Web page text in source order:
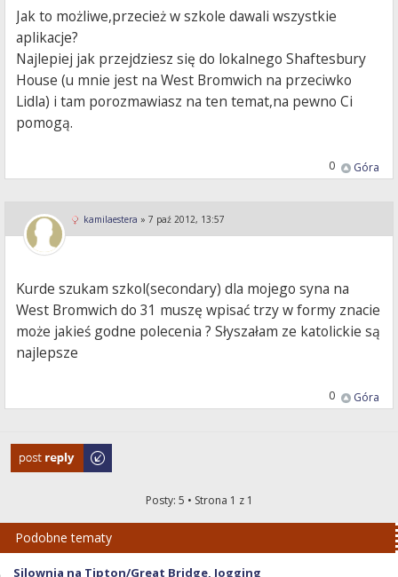
Jak to możliwe,przecież w szkole dawali wszystkie
aplikacje?
Najlepiej jak przejdziesz się do lokalnego Shaftesbury
House (u mnie jest na West Bromwich na przeciwko
Lidla) i tam porozmawiasz na ten temat,na pewno Ci
pomogą.
Góra
0
kamilaestera » 7 paź 2012, 13:57
Kurde szukam szkol(secondary) dla mojego syna na
West Bromwich do 31 muszę wpisać trzy w formy znacie
może jakieś godne polecenia ? Słyszałam ze katolickie są
najlepsze
Góra
0
Odpowiedz
Posty: 5 • Strona 1 z 1
Podobne tematy
Silownia na Tipton/Great Bridge, Jogging